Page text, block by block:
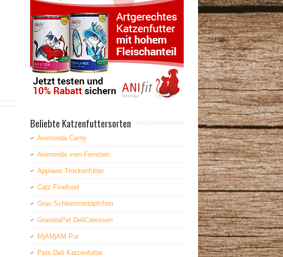
Beliebte Katzenfuttersorten
Animonda Carny
Animonda vom Feinsten
Applaws Trockenfutter
Catz Finefood
Grau Schlemmertöpfchen
GranataPet DeliCatessen
MjAMjAM Pur
Pets Deli Katzenfutter